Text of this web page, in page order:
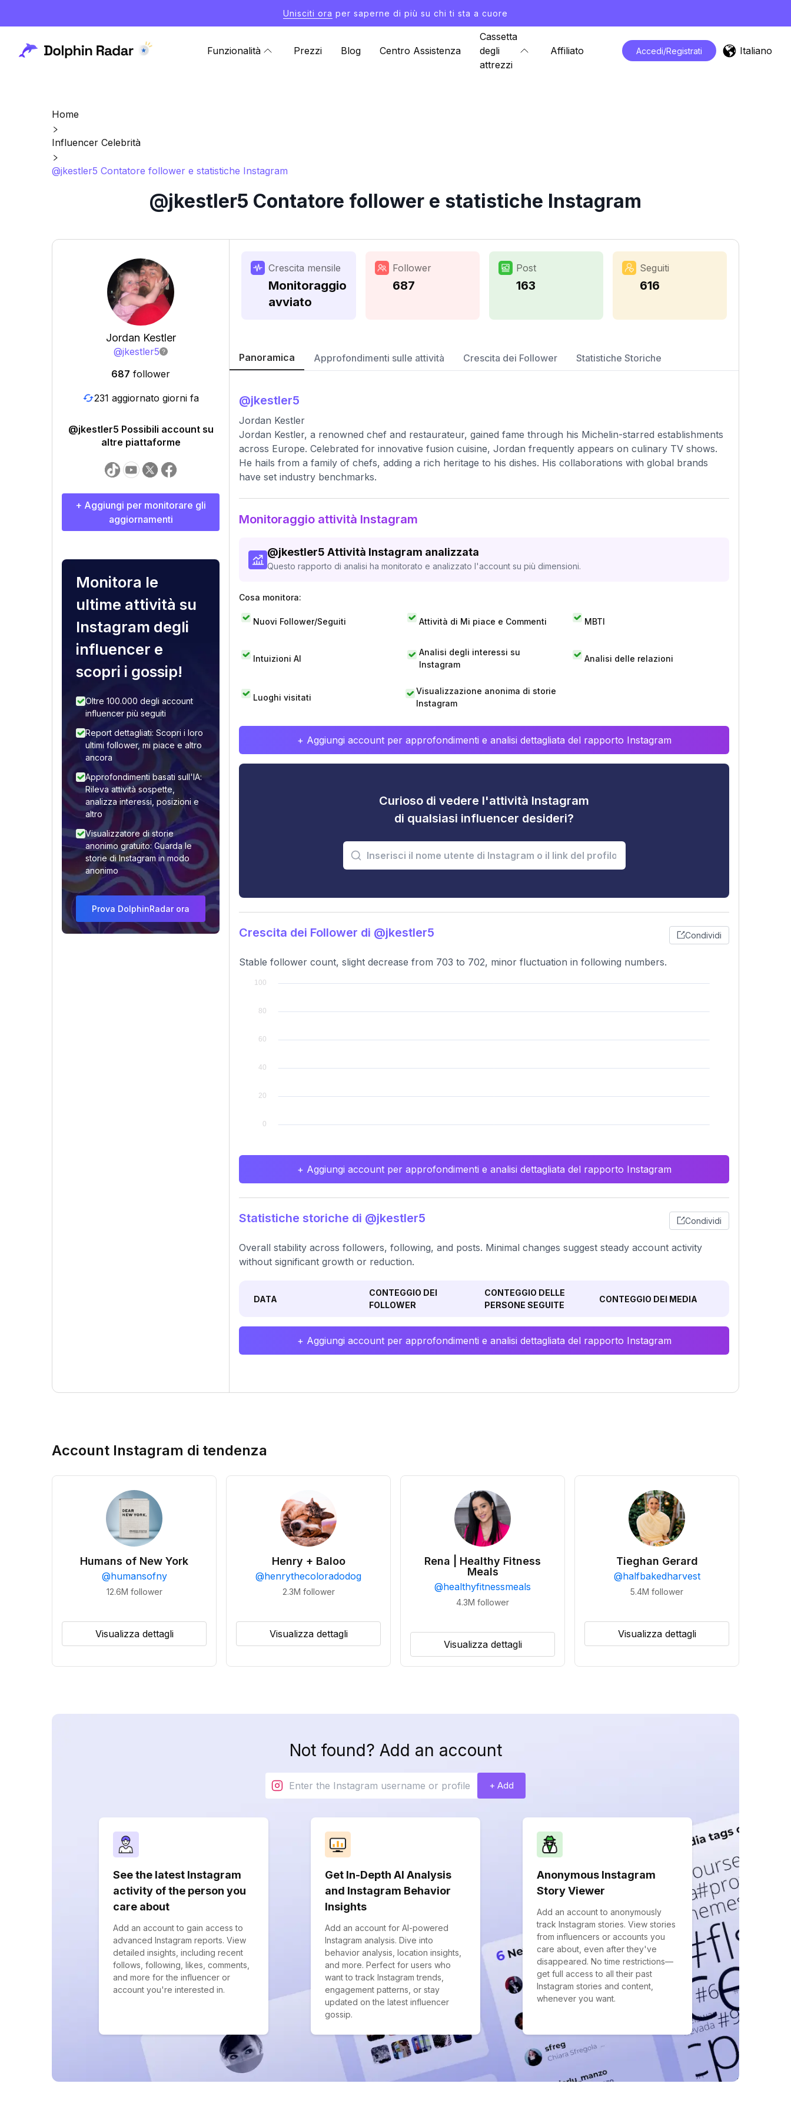
Unisciti ora per saperne di più su chi ti sta a cuore
Funzionalità Prezzi Blog Centro Assistenza
Cassetta
degli
attrezzi
Affiliato Accedi/Registrati Italiano
Home
Influencer Celebrità
@jkestler5 Contatore follower e statistiche Instagram
@jkestler5 Contatore follower e statistiche Instagram
Jordan Kestler
@jkestler5
687 follower
231 aggiornato giorni fa
@jkestler5 Possibili account su
altre piattaforme
+ Aggiungi per monitorare gli
aggiornamenti
Monitora le
ultime attività su
Instagram degli
influencer e
scopri i gossip!
Oltre 100.000 degli account
influencer più seguiti
Report dettagliati: Scopri i loro
ultimi follower, mi piace e altro
ancora
Approfondimenti basati sull'IA:
Rileva attività sospette,
analizza interessi, posizioni e
altro
Visualizzatore di storie
anonimo gratuito: Guarda le
storie di Instagram in modo
anonimo
Prova DolphinRadar ora
Crescita mensile
Monitoraggio
avviato
Follower
687
Post
163
Seguiti
616
Panoramica Approfondimenti sulle attività Crescita dei Follower Statistiche Storiche
@jkestler5
Jordan Kestler
Jordan Kestler, a renowned chef and restaurateur, gained fame through his Michelin-starred establishments
across Europe. Celebrated for innovative fusion cuisine, Jordan frequently appears on culinary TV shows.
He hails from a family of chefs, adding a rich heritage to his dishes. His collaborations with global brands
have set industry benchmarks.
Monitoraggio attività Instagram
@jkestler5 Attività Instagram analizzata
Questo rapporto di analisi ha monitorato e analizzato l'account su più dimensioni.
Cosa monitora:
Nuovi Follower/Seguiti Attività di Mi piace e Commenti MBTI
Intuizioni AI
Analisi degli interessi su
Instagram
Analisi delle relazioni
Luoghi visitati
Visualizzazione anonima di storie
Instagram
+ Aggiungi account per approfondimenti e analisi dettagliata del rapporto Instagram
Curioso di vedere l'attività Instagram
di qualsiasi influencer desideri?
Crescita dei Follower di @jkestler5 Condividi
Stable follower count, slight decrease from 703 to 702, minor fluctuation in following numbers.
+ Aggiungi account per approfondimenti e analisi dettagliata del rapporto Instagram
Statistiche storiche di @jkestler5 Condividi
Overall stability across followers, following, and posts. Minimal changes suggest steady account activity
without significant growth or reduction.
DATA
CONTEGGIO DEI
FOLLOWER
CONTEGGIO DELLE
PERSONE SEGUITE
CONTEGGIO DEI MEDIA
+ Aggiungi account per approfondimenti e analisi dettagliata del rapporto Instagram
Account Instagram di tendenza
Humans of New York
@humansofny
12.6M follower
Visualizza dettagli
Henry + Baloo
@henrythecoloradodog
2.3M follower
Visualizza dettagli
Rena | Healthy Fitness
Meals
@healthyfitnessmeals
4.3M follower
Visualizza dettagli
Tieghan Gerard
@halfbakedharvest
5.4M follower
Visualizza dettagli
Not found? Add an account
+ Add
See the latest Instagram
activity of the person you
care about
Add an account to gain access to
advanced Instagram reports. View
detailed insights, including recent
follows, following, likes, comments,
and more for the influencer or
account you're interested in.
Get In-Depth AI Analysis
and Instagram Behavior
Insights
Add an account for AI-powered
Instagram analysis. Dive into
behavior analysis, location insights,
and more. Perfect for users who
want to track Instagram trends,
engagement patterns, or stay
updated on the latest influencer
gossip.
Anonymous Instagram
Story Viewer
Add an account to anonymously
track Instagram stories. View stories
from influencers or accounts you
care about, even after they've
disappeared. No time restrictions—
get full access to all their past
Instagram stories and content,
whenever you want.